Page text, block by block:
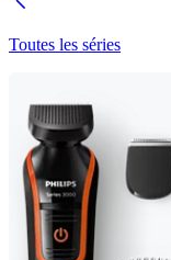
Toutes les séries